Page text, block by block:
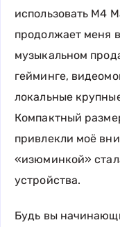
использовать M4
продолжает меня
музыкальном
гейминге,
локальные
Компактный
привлекли моё
«изюминкой»
устройства.
Будь вы